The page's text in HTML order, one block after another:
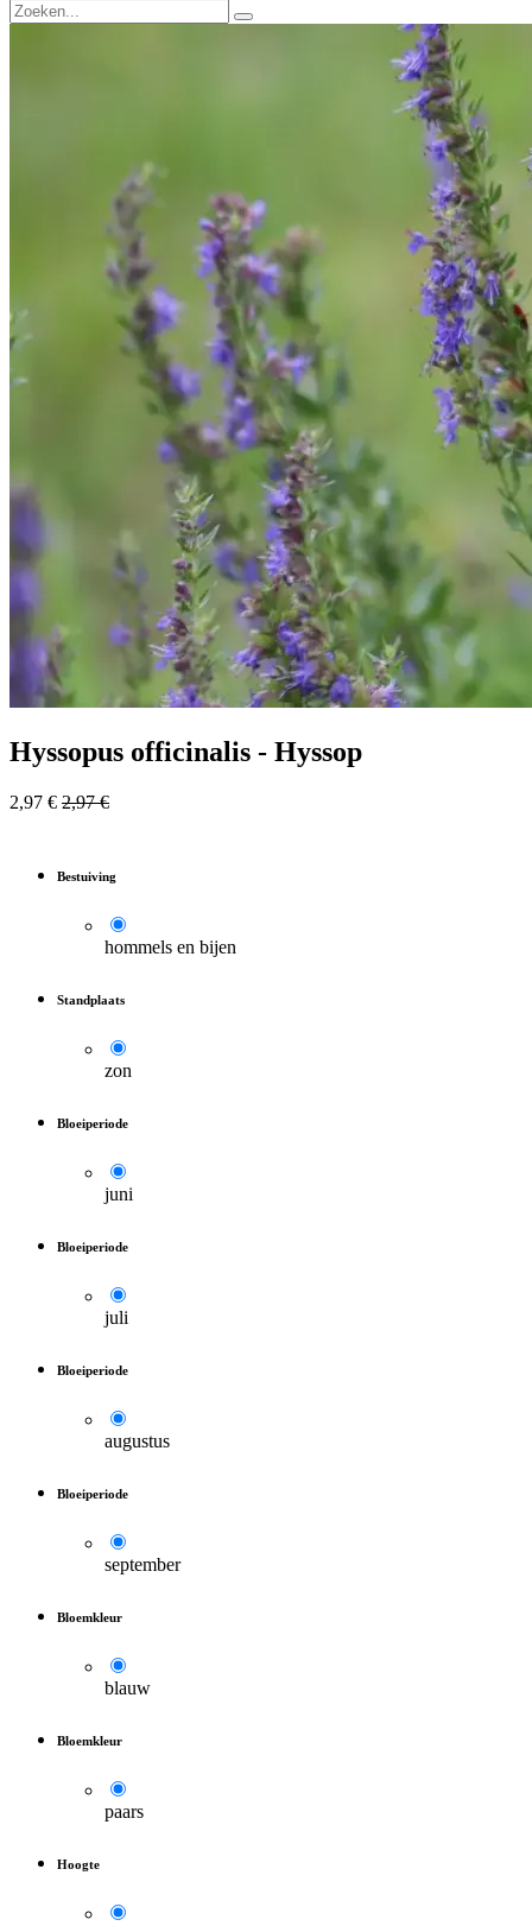
Hyssopus officinalis - Hyssop
2,97 € 2,97€
Bestuiving
hommels en bijen
Standplaats
zon
Bloeiperiode
juni
Bloeiperiode
juli
Bloeiperiode
augustus
Bloeiperiode
september
Bloemkleur
blauw
Bloemkleur
paars
Hoogte